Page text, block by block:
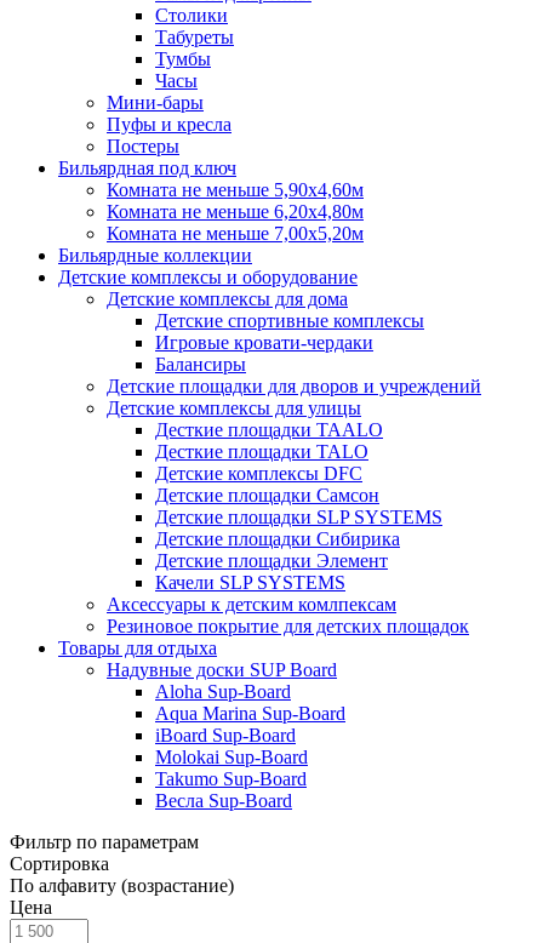
Столики
Табуреты
Тумбы
Часы
Мини-бары
Пуфы и кресла
Постеры
Бильярдная под ключ
Комната не меньше 5,90х4,60м
Комната не меньше 6,20х4,80м
Комната не меньше 7,00х5,20м
Бильярдные коллекции
Детские комплексы и оборудование
Детские комплексы для дома
Детские спортивные комплексы
Игровые кровати-чердаки
Балансиры
Детские площадки для дворов и учреждений
Детские комплексы для улицы
Десткие площадки TAALO
Десткие площадки TALO
Детские комплексы DFC
Детские площадки Самсон
Детские площадки SLP SYSTEMS
Детские площадки Сибирика
Детские площадки Элемент
Качели SLP SYSTEMS
Аксессуары к детским комлпексам
Резиновое покрытие для детских площадок
Товары для отдыха
Надувные доски SUP Board
Aloha Sup-Board
Aqua Marina Sup-Board
iBoard Sup-Board
Molokai Sup-Board
Takumo Sup-Board
Весла Sup-Board
Фильтр по параметрам
Сортировка
По алфавиту (возрастание)
Цена